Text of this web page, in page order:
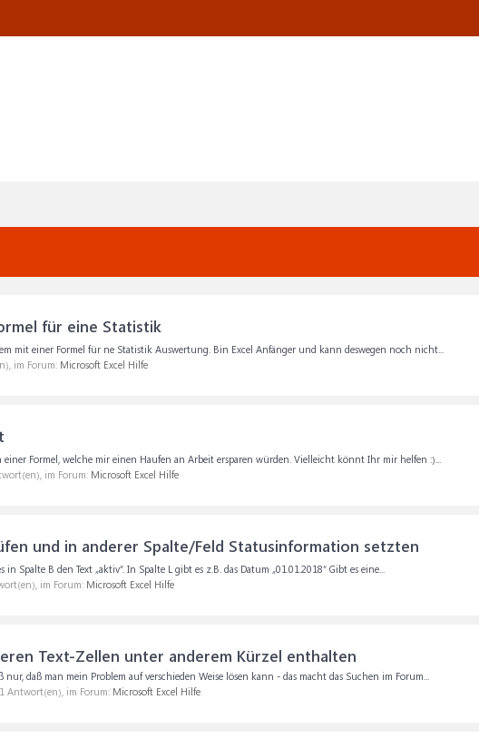
für eine Statistik
mit einer Formel für ne Statistik Auswertung. Bin Excel Anfänger und kann deswegen noch nicht...
im Forum: Microsoft Excel Hilfe
Formel, welche mir einen Haufen an Arbeit ersparen würden. Vielleicht könnt Ihr mir helfen :)...
im Forum: Microsoft Excel Hilfe
und in anderer Spalte/Feld Statusinformation setzten
Spalte B den Text „aktiv“. In Spalte L gibt es z.B. das Datum „01.01.2018“ Gibt es eine...
im Forum: Microsoft Excel Hilfe
Text-Zellen unter anderem Kürzel enthalten
daß man mein Problem auf verschieden Weise lösen kann - das macht das Suchen im Forum...
Antwort(en), im Forum: Microsoft Excel Hilfe